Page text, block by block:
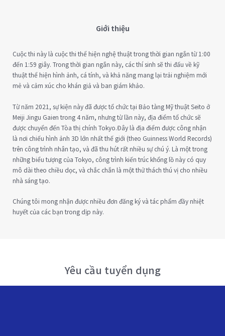
Giới thiệu
Cuộc thi này là cuộc thi thể hiện nghệ thuật trong thời gian ngắn từ 1:00
đến 1:59 giây. Trong thời gian ngắn này, các thí sinh sẽ thi đấu về kỹ
thuật thể hiện hình ảnh, cá tính, và khả năng mang lại trải nghiệm mới
mẻ và cảm xúc cho khán giả và ban giám khảo.
Từ năm 2021, sự kiện này đã được tổ chức tại Bảo tàng Mỹ thuật Seito ở
Meiji Jingu Gaien trong 4 năm, nhưng từ lần này, địa điểm tổ chức sẽ
được chuyển đến Tòa thị chính Tokyo.Đây là địa điểm được công nhận
là nơi chiếu hình ảnh 3D lớn nhất thế giới (theo Guinness World Records)
trên công trình nhân tạo, và đã thu hút rất nhiều sự chú ý. Là một trong
những biểu tượng của Tokyo, công trình kiến trúc khổng lồ này có quy
mô dài theo chiều dọc, và chắc chắn là một thử thách thú vị cho nhiều
nhà sáng tạo.
Chúng tôi mong nhận được nhiều đơn đăng ký và tác phẩm đầy nhiệt
huyết của các bạn trong dịp này.
Yêu cầu tuyển dụng